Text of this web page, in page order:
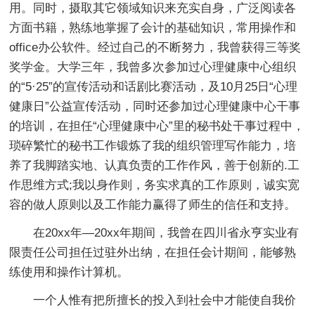
用。同时，摄取其它领域知识来充实自身，广泛阅读各
方面书籍，熟练地掌握了会计的基础知识，常用操作和
office办公软件。经过自己的不断努力，我曾获得三等奖
奖学金。大学三年，我曾多次参加过心理健康中心组织
的“5·25”的宣传活动和话剧比赛活动，及10月25日“心理
健康日”公益宣传活动，同时还参加过心理健康中心干事
的培训，在担任“心理健康中心”里的秘书处干事过程中，
琐碎繁忙的秘书工作锻炼了我的组织管理写作能力，培
养了我脚踏实地、认真负责的工作作风，善于创新的.工
作思维方式;我以身作则，务实求真的工作原则，诚实宽
容的做人原则以及工作能力赢得了师生的信任和支持。
在20xx年—20xx年期间，我曾在四川省永亨实业有
限责任公司担任过驻外出纳，在担任会计期间，能够熟
练使用和操作计算机。
一个人惟有把所擅长的投入到社会中才能使自我价